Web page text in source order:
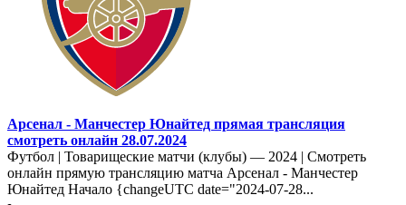
Арсенал - Манчестер Юнайтед прямая трансляция
смотреть онлайн 28.07.2024
Футбол | Товарищеские матчи (клубы) — 2024 | Смотреть
онлайн прямую трансляцию матча Арсенал - Манчестер
Юнайтед Начало {changeUTC date="2024-07-28...